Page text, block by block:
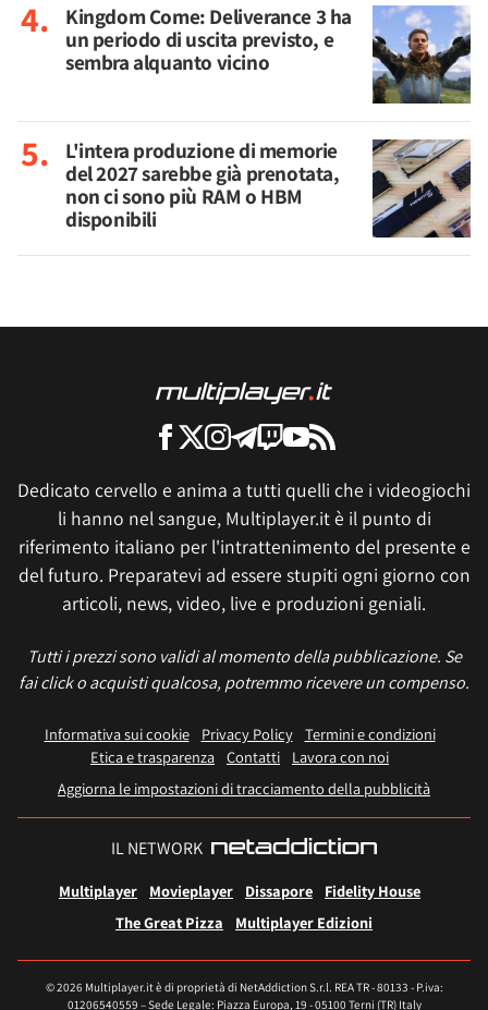
Kingdom Come: Deliverance 3 ha
un periodo di uscita previsto, e
sembra alquanto vicino
L'intera produzione di memorie
del 2027 sarebbe già prenotata,
non ci sono più RAM o HBM
disponibili
Dedicato cervello e anima a tutti quelli che i videogiochi
li hanno nel sangue, Multiplayer.it è il punto di
riferimento italiano per l'intrattenimento del presente e
del futuro. Preparatevi ad essere stupiti ogni giorno con
articoli, news, video, live e produzioni geniali.
Tutti i prezzi sono validi al momento della pubblicazione. Se
fai click o acquisti qualcosa, potremmo ricevere un compenso.
Informativa sui cookie Privacy Policy
Termini e condizioni
Etica e trasparenza Contatti
Lavora con noi
Aggiorna le impostazioni di tracciamento della pubblicità
IL NETWORK
Multiplayer Movieplayer Dissapore
Fidelity House
The Great Pizza
Multiplayer Edizioni
© 2026 Multiplayer.it è di proprietà di NetAddiction S.r.l. REA TR - 80133 - P.iva:
01206540559 – Sede Legale: Piazza Europa, 19 - 05100 Terni (TR) Italy